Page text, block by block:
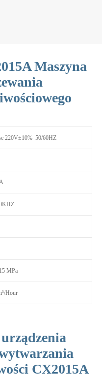
Maszyna
220V±10% 50/60HZ
MPa
Hour
CX2015A